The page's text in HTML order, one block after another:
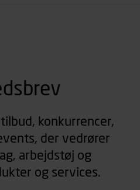
konkurrencer,
der vedrører
arbejdstøj og
og services.